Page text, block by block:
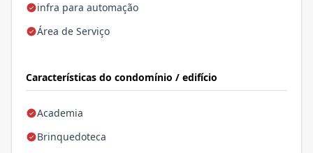
infra para automação
Área de Serviço
Características do condomínio / edifício
Academia
Brinquedoteca